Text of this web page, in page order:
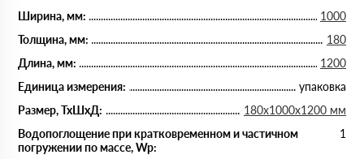
Ширина, мм:
1000
Толщина, мм:
180
Длина, мм:
1200
Единица измерения:
упаковка
Размер, ТхШхД:
180х1000х1200 мм
Водопоглощение при кратковременном и частичном
погружении по массе, Wp:
1